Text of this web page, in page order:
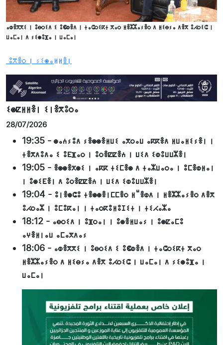
ⴰⵀⴻⴳⴳⵉ ⵏ ⵓⴱⵔⵉⴷ ⵉ ⵓⵞⵀⴻⴷ ⵏ ⵜⴰⵛⵔⵉⴽⵜ ⴳⴰⵔ ⵍⴻⵣⵣⴰⵢⴻⵔ ⴷ ⵍⵉⴱⵢⴰ ⴷⴻⴳ ⵓⵃⵔⵉⵛ ⵏ
ⵡⴰⵎⴰⵏ ⴷ ⵢⵉⵙⵓⴼⴰ ⵏ ⵡⴰⵎⴰⵏ
ⵓⴳⴻⵔ ⵏ ⵢⵉⵙⴰⵍⵍⴻⵏ
ⵉⵙⵇⵍⵍⴻⵏ ⵉⵏⴻⴳⵓⵔⴰ
28/07/2026
19:35 - ⵙⴰⵄⵢⵓⴷ ⵢⴻⵙⵙⴻⵍⵡⵉ ⴰⴳⵔⴰⵡ ⴰⴽⴽⴻⴷ ⵍⵡⴰⵍⵉⵢⴻⵏ ⵏ
ⵜⴻⴳⴷⵓⴷⴰ ⵉ ⵓⴹⴼⴰⵔ ⵏ ⵓⵔⴻⵇⵇⴻⵄ ⵏ ⵡⵉⴷ ⵉⵀⵓⵡⵡⵣⴻⵏ
19:05 - ⴻⵙⵙⴻⵅⵙⵉ ⵏ ⴰⴽⴽ ⵜⵉⵎⴻⵙ ⴷ ⵜⴰⵣⵡⴰⵔⴰ ⵏ ⵓⵎⴻⵀⵍⴰⵏ
ⵏ ⵓⵙⵉⴹⴻⵏ ⴷ ⵓⵔⴻⵇⵇⴻⵄ ⵏ ⵡⵉⴷ ⵉⵀⵓⵡⵡⵣⴻⵏ
19:04 - ⵓⵏⴻⵙⵛⵓ ⵜⴻⵙⵙⴻⵏⵎⵎⴻⵔ ⵍⵯⴻⵀⴷ ⵏ ⵍⴻⵣⵣⴰⵢⴻⵔ ⴷⴻⴳ
ⵓⵃⵔⴰⵣ ⵏ ⵓⵎⵓⴽⴰⵏ ⵏ ⵜⴰⵔⴽⵓⵍⵓⵊⵉⵜ ⵏ ⵜⵉⵃⴰⵣⴰ
18:12 - ⴰⴱⵔⵉⴷ ⵏ ⵓⴼⵔⴰⵏ ⵏ ⵓⵙⴻⵍⵡⴰⵢ ⵏ ⵓⵙⵇⴰⵎⵓ
ⴰⵖⴻⵍⵏⴰⵡ ⴰⵎⴰⴳⴷⴰⵢ
18:06 - ⴰⵀⴻⴳⴳⵉ ⵏ ⵓⴱⵔⵉⴷ ⵉ ⵓⵞⵀⴻⴷ ⵏ ⵜⴰⵛⵔⵉⴽⵜ ⴳⴰⵔ
ⵍⴻⵣⵣⴰⵢⴻⵔ ⴷ ⵍⵉⴱⵢⴰ ⴷⴻⴳ ⵓⵃⵔⵉⵛ ⵏ ⵡⴰⵎⴰⵏ ⴷ ⵢⵉⵙⵓⴼⴰ ⵏ
ⵡⴰⵎⴰⵏ